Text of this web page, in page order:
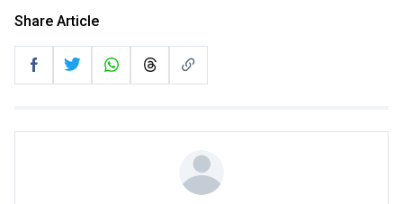
Share Article